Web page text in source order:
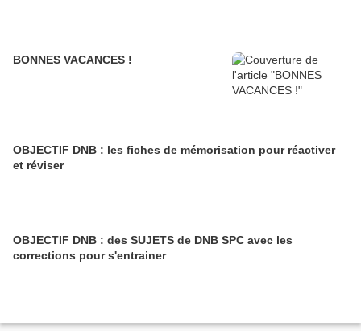
BONNES VACANCES !
OBJECTIF DNB : les fiches de mémorisation pour réactiver
et réviser
OBJECTIF DNB : des SUJETS de DNB SPC avec les
corrections pour s'entrainer